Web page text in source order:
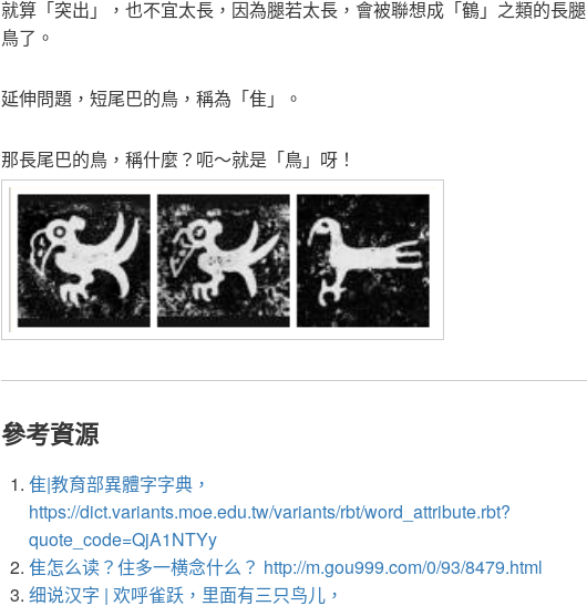
就算「突出」，也不宜太長，因為腿若太長，會被聯想成「鶴」之類的長腿
鳥了。
延伸問題，短尾巴的鳥，稱為「隹」。
那長尾巴的鳥，稱什麼？呃～就是「鳥」呀！
參考資源
隹|教育部異體字字典，
https://dict.variants.moe.edu.tw/variants/rbt/word_attribute.rbt?
quote_code=QjA1NTYy
隹怎么读？住多一横念什么？ http://m.gou999.com/0/93/8479.html
细说汉字 | 欢呼雀跃，里面有三只鸟儿，